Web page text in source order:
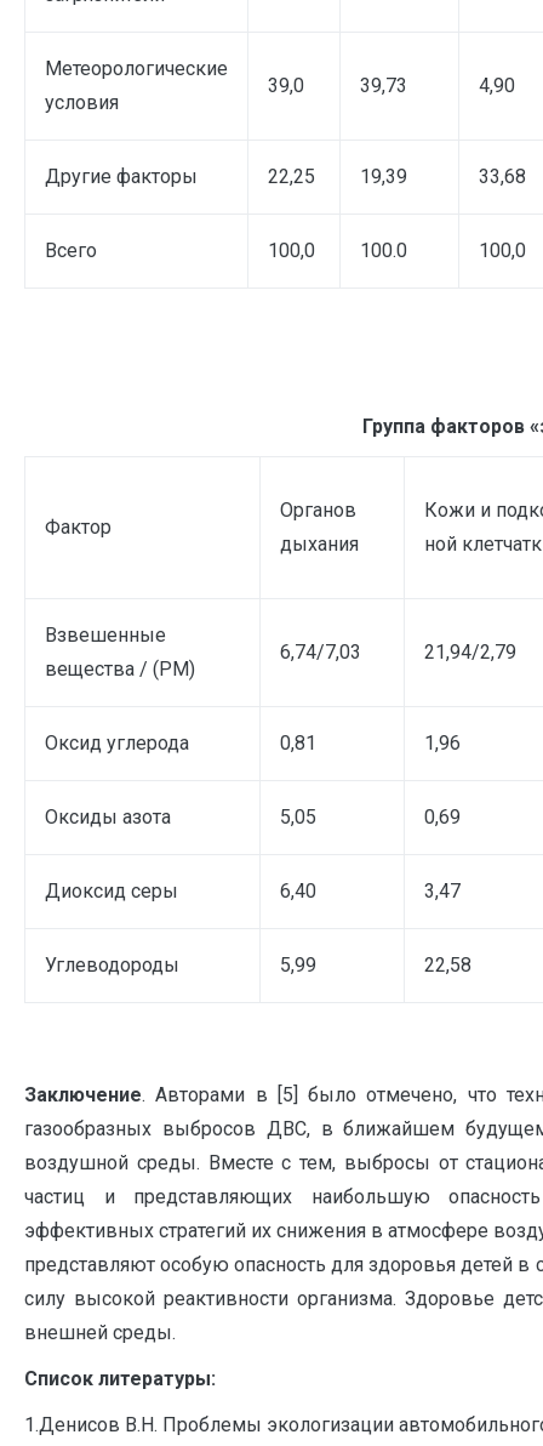
Метеорологические
условия
39,0 39,73 4,90
Другие факторы 22,25 19,39 33,68
Всего 100,0 100.0 100,0
Группа факторов
Фактор
Органов
дыхания
Кожи и
ной
Взвешенные
вещества / (РМ)
6,74/7,03 21,94/2,79
Оксид углерода 0,81 1,96
Оксиды азота 5,05 0,69
Диоксид серы 6,40 3,47
Углеводороды 5,99 22,58
Заключение. Авторами в [5] было отмечено, что
газообразных выбросов ДВС, в ближайшем
воздушной среды. Вместе с тем, выбросы от
частиц и представляющих наибольшую
эффективных стратегий их снижения в атмосфере
представляют особую опасность для здоровья детей
силу высокой реактивности организма. Здоровье
внешней среды.
Список литературы:
1.Денисов В.Н. Проблемы экологизации